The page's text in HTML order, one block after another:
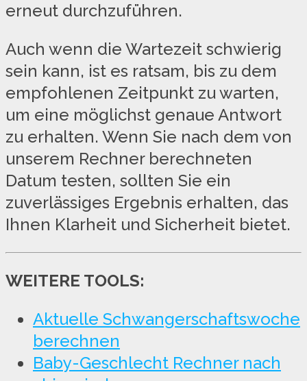
erneut durchzuführen.
Auch wenn die Wartezeit schwierig
sein kann, ist es ratsam, bis zu dem
empfohlenen Zeitpunkt zu warten,
um eine möglichst genaue Antwort
zu erhalten. Wenn Sie nach dem von
unserem Rechner berechneten
Datum testen, sollten Sie ein
zuverlässiges Ergebnis erhalten, das
Ihnen Klarheit und Sicherheit bietet.
WEITERE TOOLS:
Aktuelle Schwangerschaftswoche
berechnen
Baby-Geschlecht Rechner nach